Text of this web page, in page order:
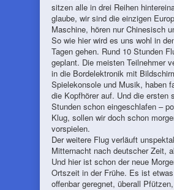
sitzen alle in drei Reihen
glaube, wir sind die einzigen
Maschine, hören nur Chinesisch
So wie hier wird es uns wohl in
Tagen gehen. Rund 10 Stunden
geplant. Die meisten Teilnehmer
in die Bordelektronik mit
Spielekonsole und Musik, haben
die Kopfhörer auf. Und die ersten
Stunden schon eingeschlafen –
Klug, sollen wir doch schon
vorspielen.
Der weitere Flug verläuft
Mitternacht nach deutscher Zeit,
Und hier ist schon der neue
Ortszeit in der Frühe. Es ist
offenbar geregnet, überall